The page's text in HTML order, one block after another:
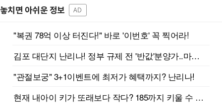
놓치면 아쉬운 정보 AD